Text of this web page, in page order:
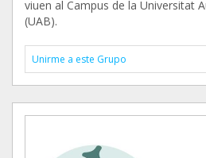
viuen al Campus de la Universitat
(UAB).
Unirme a este Grupo